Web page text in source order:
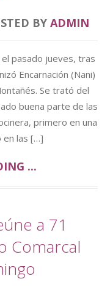
BY ADMIN
el pasado jueves, tras
Encarnación (Nani)
Se trató del
buena parte de las
primero en una
en las […]
...
a 71
Comarcal